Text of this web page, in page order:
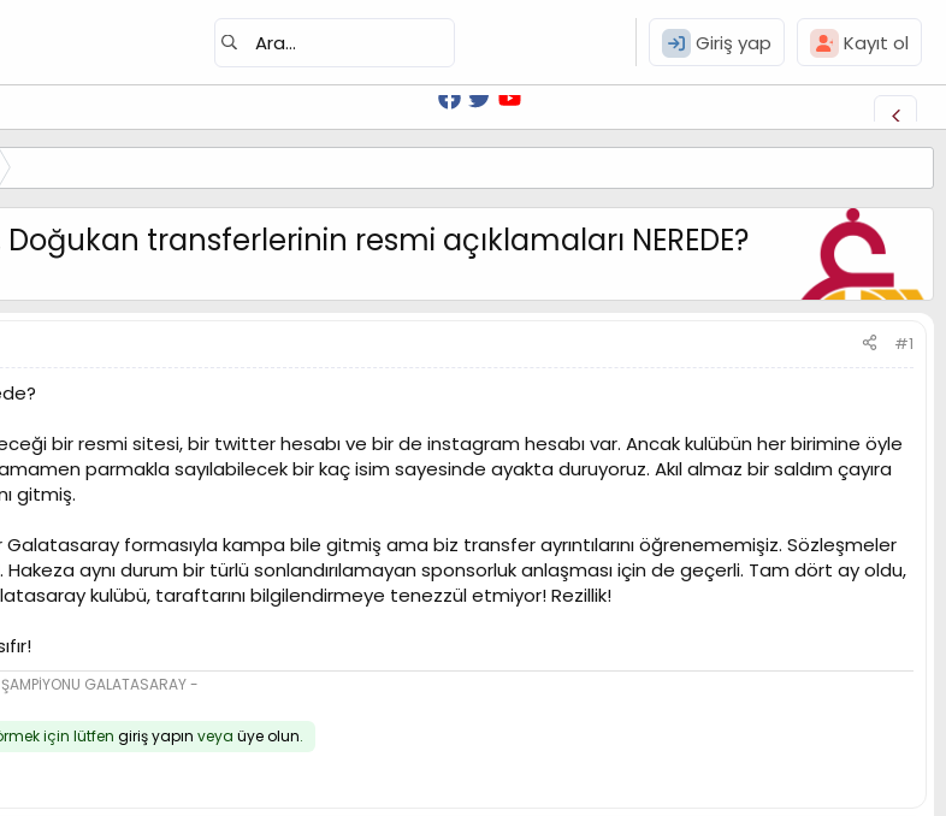
Giriş yap Kayıt ol
transferlerinin resmi açıklamaları NEREDE?
#1
bir resmi sitesi, bir twitter hesabı ve bir de instagram hesabı var. Ancak kulübün her birimine öyle
parmakla sayılabilecek bir kaç isim sayesinde ayakta duruyoruz. Akıl almaz bir saldım çayıra
gitmiş.
formasıyla kampa bile gitmiş ama biz transfer ayrıntılarını öğrenememişiz. Sözleşmeler
Hakeza aynı durum bir türlü sonlandırılamayan sponsorluk anlaşması için de geçerli. Tam dört ay oldu,
kulübü, taraftarını bilgilendirmeye tenezzül etmiyor! Rezillik!
GALATASARAY -
için lütfen giriş yapın veya üye olun.